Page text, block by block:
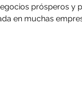
prósperos y
en muchas